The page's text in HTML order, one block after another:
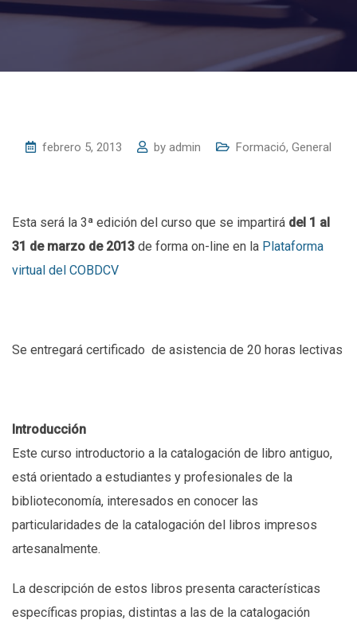
febrero 5, 2013 by admin Formació, General
Esta será la 3ª edición del curso que se impartirá del 1 al
31 de marzo de 2013 de forma on-line en la Plataforma
virtual del COBDCV
Se entregará certificado de asistencia de 20 horas lectivas
Introducción
Este curso introductorio a la catalogación de libro antiguo,
está orientado a estudiantes y profesionales de la
biblioteconomía, interesados en conocer las
particularidades de la catalogación del libros impresos
artesanalmente.
La descripción de estos libros presenta características
específicas propias, distintas a las de la catalogación